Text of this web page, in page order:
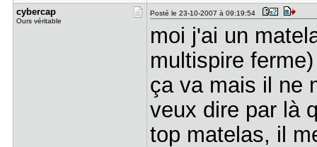
cybercap
Ours véritable
Posté le 23-10-2007 à 09:19:54
moi j'ai un
multispire
ça va mais il ne
veux dire par là
top matelas, il